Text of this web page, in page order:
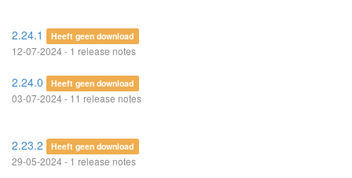
2.24.1 Heeft geen download
12-07-2024 - 1 release notes
2.24.0 Heeft geen download
03-07-2024 - 11 release notes
2.23.2 Heeft geen download
29-05-2024 - 1 release notes